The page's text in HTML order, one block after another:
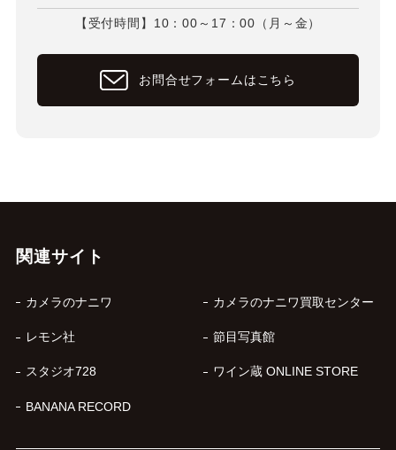
【受付時間】10：00～17：00（月～金）
お問合せフォームはこちら
関連サイト
カメラのナニワ カメラのナニワ買取センター
レモン社 節目写真館
スタジオ728 ワイン蔵 ONLINE STORE
BANANA RECORD